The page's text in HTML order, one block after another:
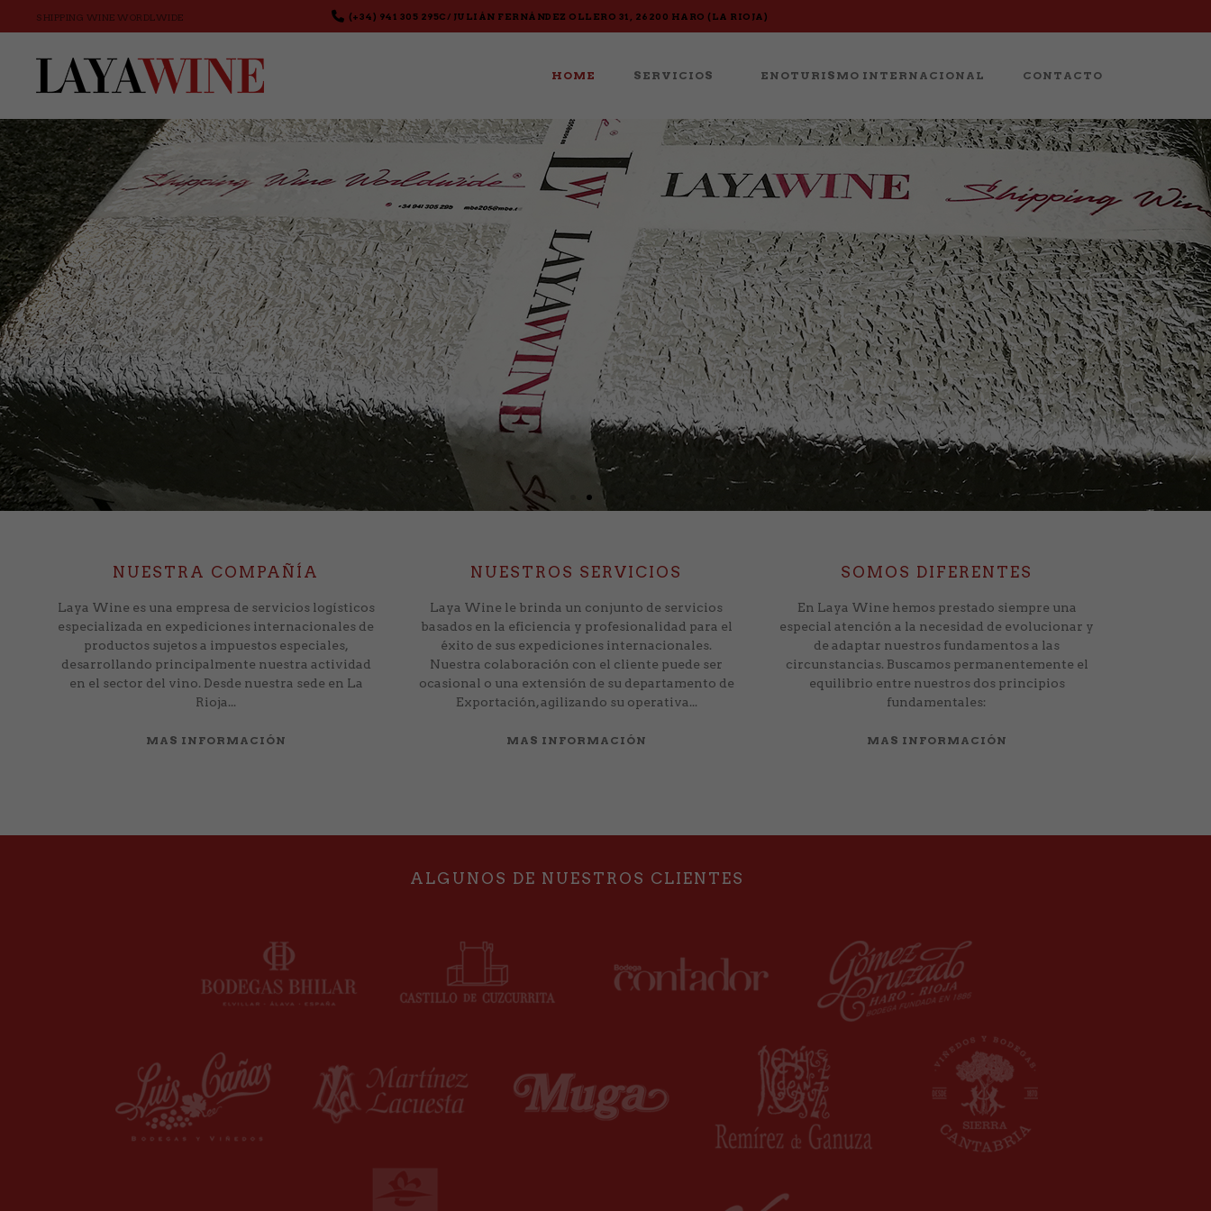
SHIPPING WINE WORDLWIDE (+34) 941 305 295C/ JULIÁN FERNÁNDEZ OLLERO 31, 26200 HARO (LA RIOJA)
HOME SERVICIOS ENOTURISMO INTERNACIONAL CONTACTO
NUESTRA COMPAÑÍA
Laya Wine es una empresa de servicios logísticos
especializada en expediciones internacionales de
productos sujetos a impuestos especiales,
desarrollando principalmente nuestra actividad
en el sector del vino. Desde nuestra sede en La
Rioja...
MAS INFORMACIÓN
NUESTROS SERVICIOS
Laya Wine le brinda un conjunto de servicios
basados en la eficiencia y profesionalidad para el
éxito de sus expediciones internacionales.
Nuestra colaboración con el cliente puede ser
ocasional o una extensión de su departamento de
Exportación, agilizando su operativa...
MAS INFORMACIÓN
EXPEDICIONES INTERNACIONALES - LOGÍSTICA
EMBALAJE Y AISLAMIENTO TÉRMICO
DESPACHOS DE EXPORT/IMPORT
SEGUIMIENTO PERSONALIZADO
SOMOS DIFERENTES
En Laya Wine hemos prestado siempre una
especial atención a la necesidad de evolucionar y
de adaptar nuestros fundamentos a las
circunstancias. Buscamos permanentemente el
equilibrio entre nuestros dos principios
fundamentales:
MAS INFORMACIÓN
FIABILIDAD
Ningún dato o conocimiento adquirido en el
proceso de asesoría será transmitido a terceros.
ALGUNOS DE NUESTROS CLIENTES